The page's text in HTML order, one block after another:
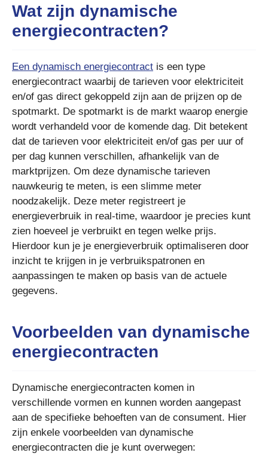
Wat zijn dynamische
energiecontracten?
Een dynamisch energiecontract is een type
energiecontract waarbij de tarieven voor elektriciteit
en/of gas direct gekoppeld zijn aan de prijzen op de
spotmarkt. De spotmarkt is de markt waarop energie
wordt verhandeld voor de komende dag. Dit betekent
dat de tarieven voor elektriciteit en/of gas per uur of
per dag kunnen verschillen, afhankelijk van de
marktprijzen. Om deze dynamische tarieven
nauwkeurig te meten, is een slimme meter
noodzakelijk. Deze meter registreert je
energieverbruik in real-time, waardoor je precies kunt
zien hoeveel je verbruikt en tegen welke prijs.
Hierdoor kun je je energieverbruik optimaliseren door
inzicht te krijgen in je verbruikspatronen en
aanpassingen te maken op basis van de actuele
gegevens.
Voorbeelden van dynamische
energiecontracten
Dynamische energiecontracten komen in
verschillende vormen en kunnen worden aangepast
aan de specifieke behoeften van de consument. Hier
zijn enkele voorbeelden van dynamische
energiecontracten die je kunt overwegen: